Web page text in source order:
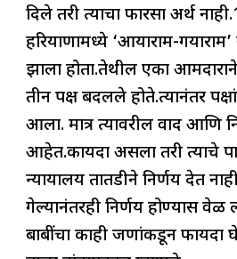
दिले तरी त्याचा फारसा अर्थ
हरियाणामध्ये ‘आयाराम-
झाला होता.तेथील एका
तीन पक्ष बदलले होते.त्यानंतर
आला. मात्र त्यावरील वाद
आहेत.कायदा असला तरी त्याचे
न्यायालय तातडीने निर्णय देत
गेल्यानंतरही निर्णय होण्यास वेळ
बाबींचा काही जणांकडून